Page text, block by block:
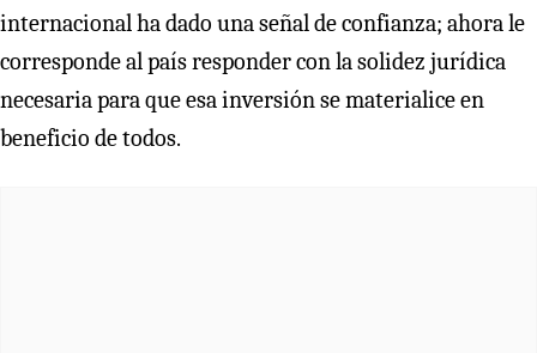
internacional ha dado una señal de confianza; ahora le
corresponde al país responder con la solidez jurídica
necesaria para que esa inversión se materialice en
beneficio de todos.